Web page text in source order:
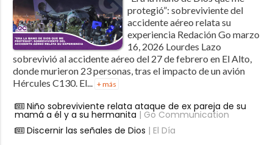
protegió”: sobreviviente del
accidente aéreo relata su
experiencia Redación Go marzo
16, 2026 Lourdes Lazo
sobrevivió al accidente aéreo del 27 de febrero en El Alto,
donde murieron 23 personas, tras el impacto de un avión
Hércules C130. El...
+ más
Niño sobreviviente relata ataque de ex pareja de su
mamá a él y a su hermanita | Go Communication
Discernir las señales de Dios | El Día